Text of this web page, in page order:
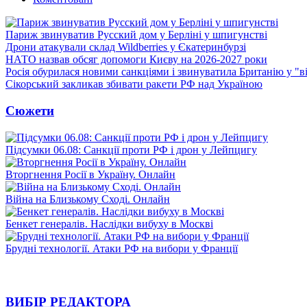
Париж звинуватив Русский дом у Берліні у шпигунстві
Дрони атакували склад Wildberries у Єкатеринбурзі
НАТО назвав обсяг допомоги Києву на 2026-2027 роки
Росія обурилася новими санкціями і звинуватила Британію у
Сікорський закликав збивати ракети РФ над Україною
Сюжети
Підсумки 06.08: Санкції проти РФ і дрон у Лейпцигу
Вторгнення Росії в Україну. Онлайн
Війна на Близькому Сході. Онлайн
Бенкет генералів. Наслідки вибуху в Москві
Брудні технології. Атаки РФ на вибори у Франції
ВИБІР РЕДАКТОРА